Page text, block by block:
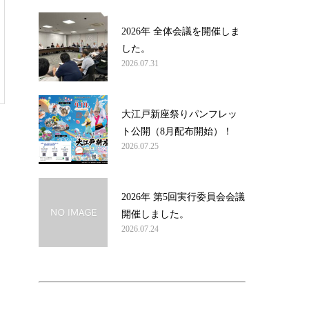
2026年 全体会議を開催しま
した。
2026.07.31
大江戸新座祭りパンフレッ
ト公開（8月配布開始）！
2026.07.25
2026年 第5回実行委員会会議
開催しました。
2026.07.24